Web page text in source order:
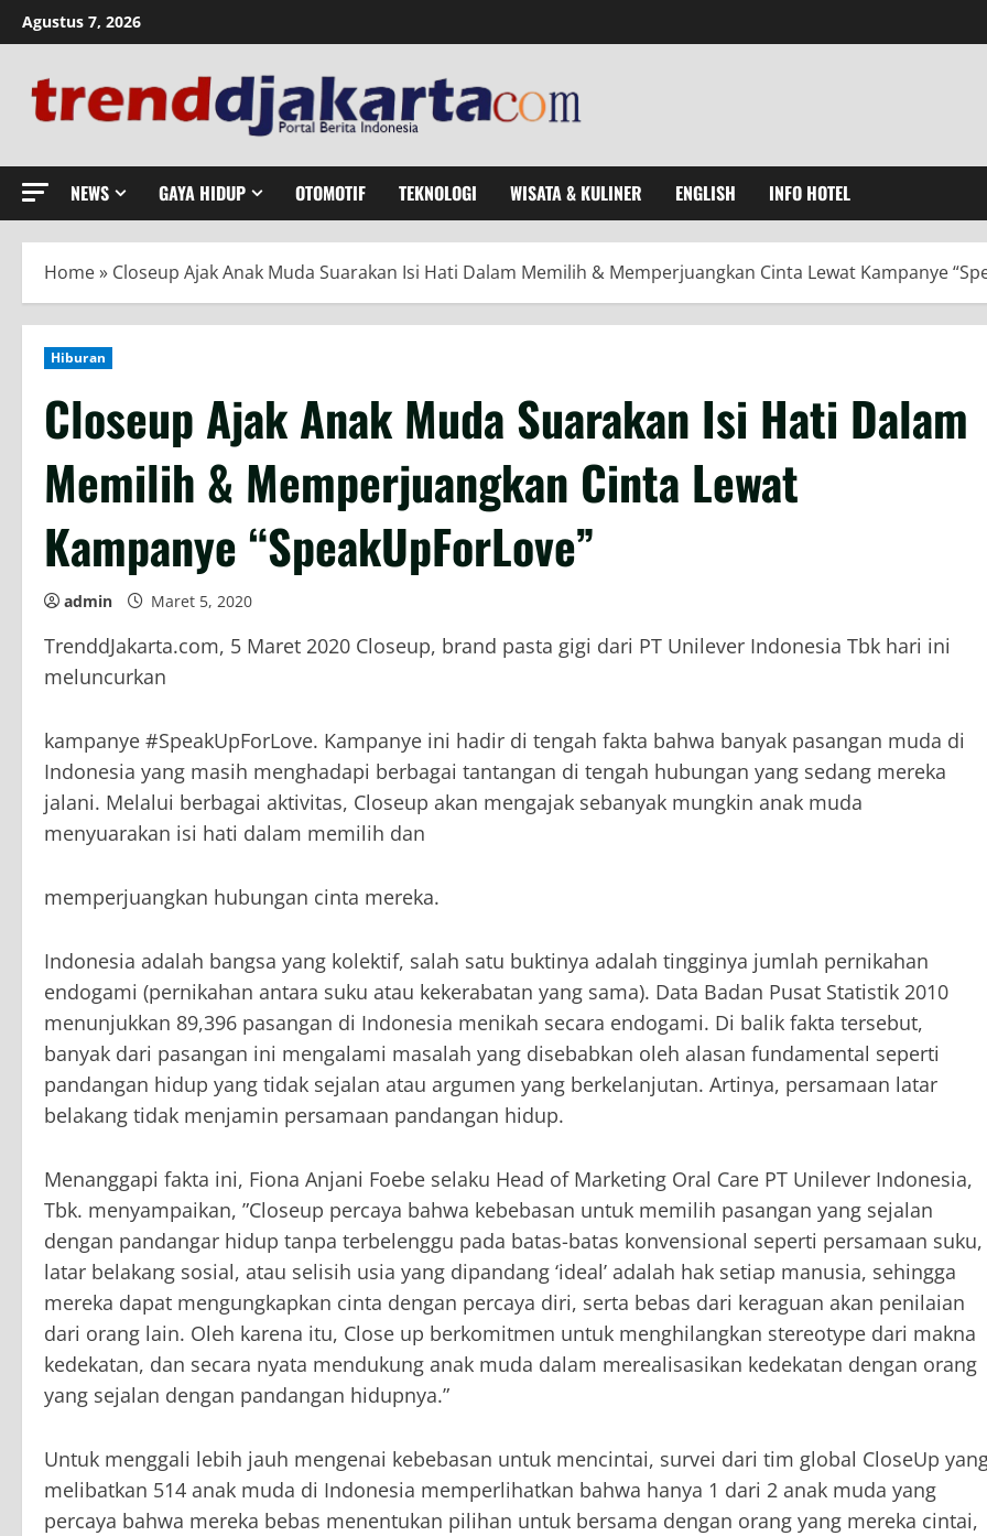
Skip
to
Agustus 7, 2026
NEWS GAYA HIDUP OTOMOTIF TEKNOLOGI WISATA & KULINER ENGLISH INFO HOTEL
Home» Closeup Ajak Anak Muda Suarakan Isi Hati Dalam Memilih & Memperjuangkan Cinta Lewat Kampanye
Hiburan
Closeup Ajak Anak Muda Suarakan Isi Hati Dalam
Memilih & Memperjuangkan Cinta Lewat
Kampanye “SpeakUpForLove”
admin Maret 5, 2020
TrenddJakarta.com, 5 Maret 2020 Closeup, brand pasta gigi dari PT Unilever Indonesia Tbk hari ini
meluncurkan
kampanye #SpeakUpForLove. Kampanye ini hadir di tengah fakta bahwa banyak pasangan muda di
Indonesia yang masih menghadapi berbagai tantangan di tengah hubungan yang sedang mereka
jalani. Melalui berbagai aktivitas, Closeup akan mengajak sebanyak mungkin anak muda
menyuarakan isi hati dalam memilih dan
memperjuangkan hubungan cinta mereka.
Indonesia adalah bangsa yang kolektif, salah satu buktinya adalah tingginya jumlah pernikahan
endogami (pernikahan antara suku atau kekerabatan yang sama). Data Badan Pusat Statistik 2010
menunjukkan 89,396 pasangan di Indonesia menikah secara endogami. Di balik fakta tersebut,
banyak dari pasangan ini mengalami masalah yang disebabkan oleh alasan fundamental seperti
pandangan hidup yang tidak sejalan atau argumen yang berkelanjutan. Artinya, persamaan latar
belakang tidak menjamin persamaan pandangan hidup.
Menanggapi fakta ini, Fiona Anjani Foebe selaku Head of Marketing Oral Care PT Unilever Indonesia,
Tbk. menyampaikan, ”Closeup percaya bahwa kebebasan untuk memilih pasangan yang sejalan
dengan pandangar hidup tanpa terbelenggu pada batas-batas konvensional seperti persamaan suku,
latar belakang sosial, atau selisih usia yang dipandang ‘ideal’ adalah hak setiap manusia, sehingga
mereka dapat mengungkapkan cinta dengan percaya diri, serta bebas dari keraguan akan penilaian
dari orang lain. Oleh karena itu, Close up berkomitmen untuk menghilangkan stereotype dari makna
kedekatan, dan secara nyata mendukung anak muda dalam merealisasikan kedekatan dengan orang
yang sejalan dengan pandangan hidupnya.”
Untuk menggali lebih jauh mengenai kebebasan untuk mencintai, survei dari tim global CloseUp
melibatkan 514 anak muda di Indonesia memperlihatkan bahwa hanya 1 dari 2 anak muda yang
percaya bahwa mereka bebas menentukan pilihan untuk bersama dengan orang yang mereka cintai,